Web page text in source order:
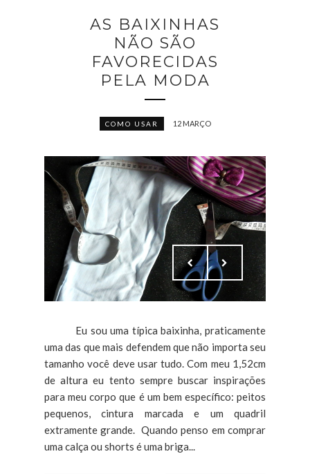
AS BAIXINHAS
NÃO SÃO
FAVORECIDAS
PELA MODA
COMO USAR 12 MARÇO
Eu sou uma típica baixinha, praticamente
uma das que mais defendem que não importa seu
tamanho você deve usar tudo. Com meu 1,52cm
de altura eu tento sempre buscar inspirações
para meu corpo que é um bem específico: peitos
pequenos, cintura marcada e um quadril
extramente grande. Quando penso em comprar
uma calça ou shorts é uma briga...